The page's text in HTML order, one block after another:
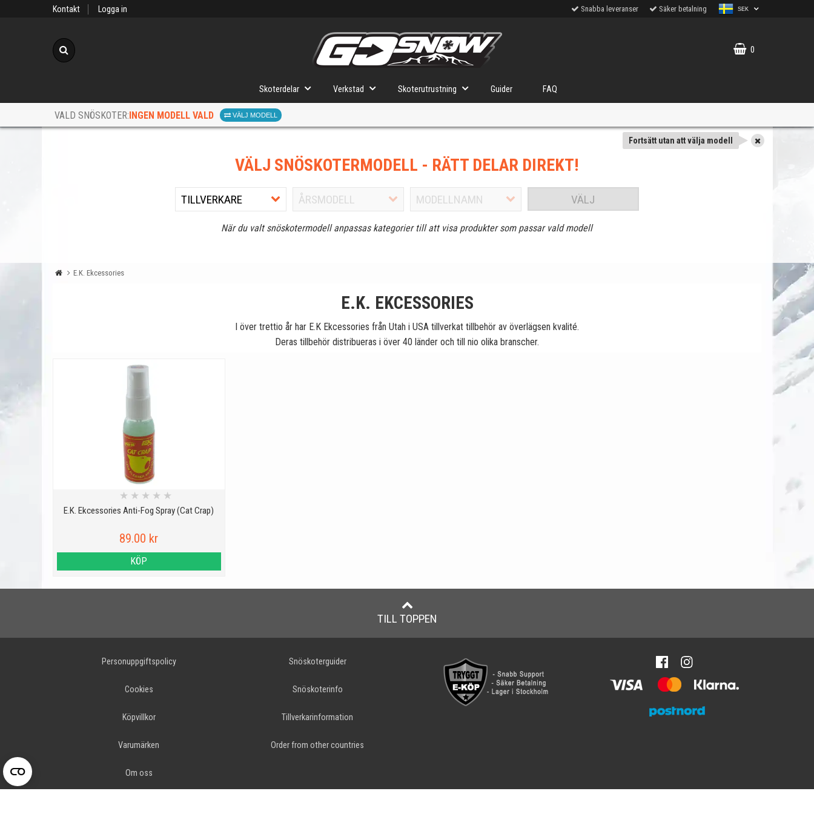
Kontakt Logga in Snabba leveranser Säker betalning SEK
0
Skoterdelar Verkstad Skoterutrustning Guider FAQ
VALD SNÖSKOTER:INGEN MODELL VALD VÄLJ MODELL
Fortsätt utan att välja modell
VÄLJ SNÖSKOTERMODELL - RÄTT DELAR DIREKT!
VÄLJ
När du valt snöskotermodell anpassas kategorier till att visa produkter som passar vald modell
E.K. Ekcessories
E.K. EKCESSORIES
I över trettio år har E.K Ekcessories från Utah i USA tillverkat tillbehör av överlägsen kvalité.
Deras tillbehör distribueras i över 40 länder och till nio olika branscher.
E.K. Ekcessories Anti-Fog Spray (Cat Crap)
★ ★ ★ ★ ★
89.00 kr
KÖP
TILL TOPPEN
Personuppgiftspolicy
Cookies
Köpvillkor
Varumärken
Om oss
Snöskoterguider
Snöskoterinfo
Tillverkarinformation
Order from other countries